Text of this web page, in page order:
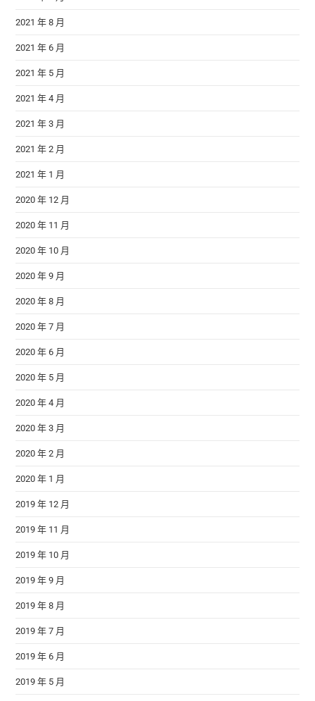
2021 年 8 月
2021 年 6 月
2021 年 5 月
2021 年 4 月
2021 年 3 月
2021 年 2 月
2021 年 1 月
2020 年 12 月
2020 年 11 月
2020 年 10 月
2020 年 9 月
2020 年 8 月
2020 年 7 月
2020 年 6 月
2020 年 5 月
2020 年 4 月
2020 年 3 月
2020 年 2 月
2020 年 1 月
2019 年 12 月
2019 年 11 月
2019 年 10 月
2019 年 9 月
2019 年 8 月
2019 年 7 月
2019 年 6 月
2019 年 5 月